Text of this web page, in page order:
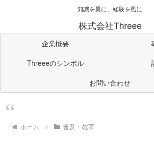
知識を翼に、経験を風に
株式会社Threee
企業概要
Threeeのシンボル
お問い合わせ
ホーム 普及・教育